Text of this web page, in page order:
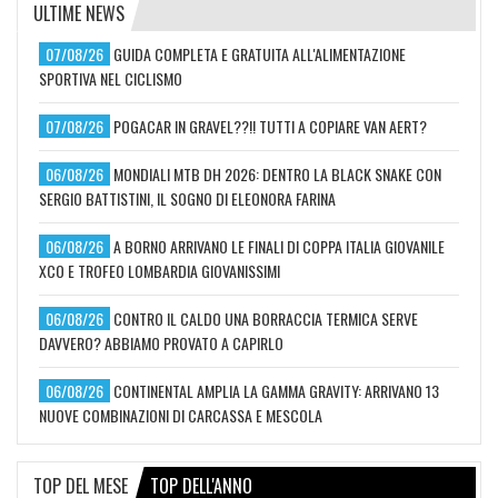
ULTIME NEWS
07/08/26 GUIDA COMPLETA E GRATUITA ALL'ALIMENTAZIONE
SPORTIVA NEL CICLISMO
07/08/26 POGACAR IN GRAVEL??!! TUTTI A COPIARE VAN AERT?
06/08/26 MONDIALI MTB DH 2026: DENTRO LA BLACK SNAKE CON
SERGIO BATTISTINI, IL SOGNO DI ELEONORA FARINA
06/08/26 A BORNO ARRIVANO LE FINALI DI COPPA ITALIA GIOVANILE
XCO E TROFEO LOMBARDIA GIOVANISSIMI
06/08/26 CONTRO IL CALDO UNA BORRACCIA TERMICA SERVE
DAVVERO? ABBIAMO PROVATO A CAPIRLO
06/08/26 CONTINENTAL AMPLIA LA GAMMA GRAVITY: ARRIVANO 13
NUOVE COMBINAZIONI DI CARCASSA E MESCOLA
TOP DEL MESE TOP DELL'ANNO